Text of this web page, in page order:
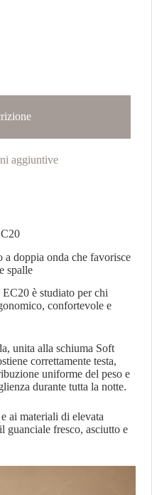
aggiuntive
a doppia onda che favorisce
spalle
è studiato per chi
confortevole e
unita alla schiuma Soft
correttamente testa,
uniforme del peso e
durante tutta la notte.
ai materiali di elevata
guanciale fresco, asciutto e